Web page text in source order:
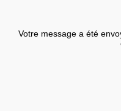
Votre message a été